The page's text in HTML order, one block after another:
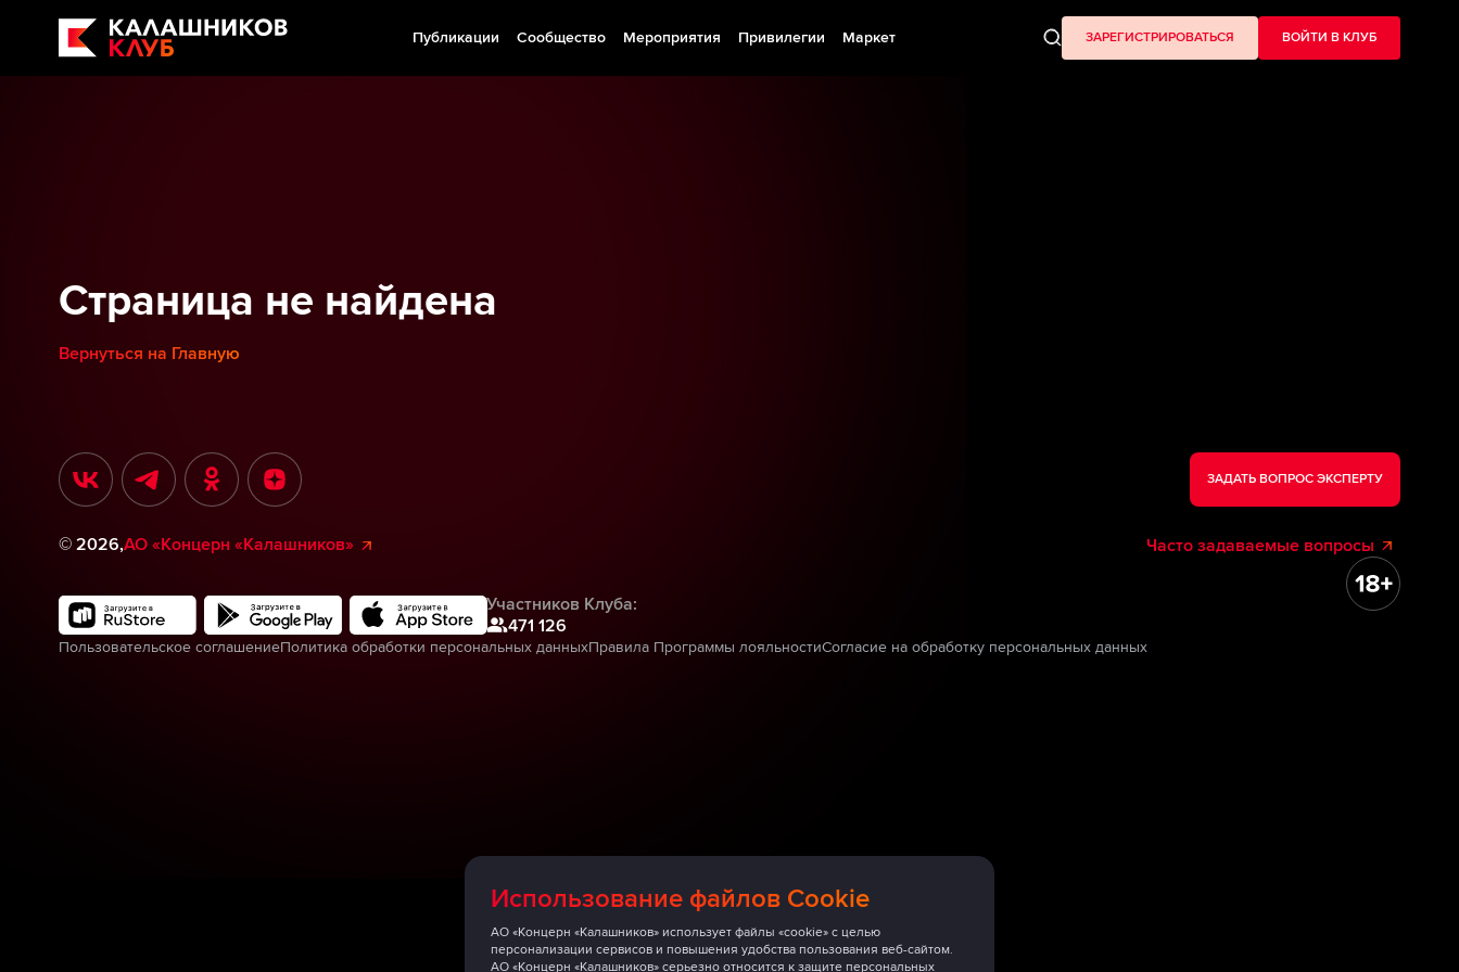
Публикации Сообщество Мероприятия Привилегии Маркет ЗАРЕГИСТРИРОВАТЬСЯ ВОЙТИ В КЛУБ
Использование файлов Cookie
АО «Концерн «Калашников» использует файлы «cookie» с целью
персонализации сервисов и повышения удобства пользования веб-сайтом.
АО «Концерн «Калашников» серьезно относится к защите персональных
Страница не найдена
Вернуться на Главную
ЗАДАТЬ ВОПРОС ЭКСПЕРТУ
© 2026,АО «Концерн «Калашников» Часто задаваемые вопросы
Участников Клуба:
471 126
Пользовательское соглашениеПолитика обработки персональных данныхПравила Программы лояльностиСогласие на обработку персональных данных